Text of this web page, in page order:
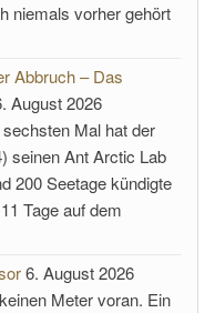
niemals vorher gehört
Abbruch – Das
August 2026
Mal hat der
seinen Ant Arctic Lab
200 Seetage kündigte
Tage auf dem
6. August 2026
Meter voran. Ein